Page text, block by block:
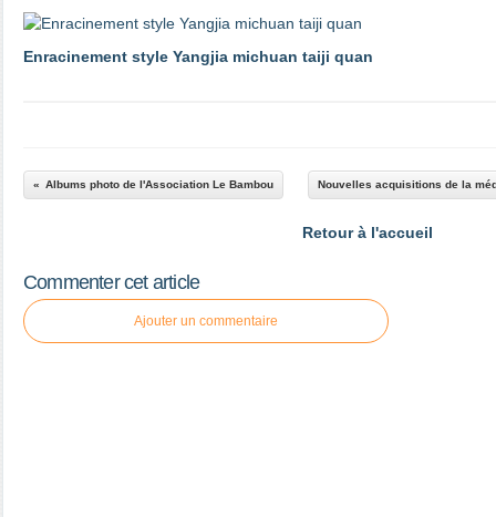
Enracinement style Yangjia michuan taiji quan
Albums photo de l'Association Le Bambou Nouvelles acquisitions de la
Retour à l'accueil
Commenter cet article
Ajouter un commentaire